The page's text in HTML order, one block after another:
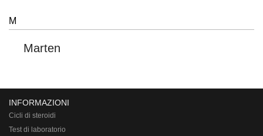
M
Marten
INFORMAZIONI
Cicli di steroidi
Test di laboratorio